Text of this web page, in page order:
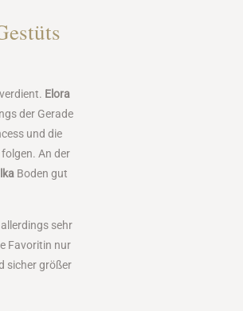
Elora
der Gerade
und die
An der
Boden gut
sehr
Favoritin nur
sicher größer